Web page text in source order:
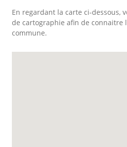
En regardant la carte ci-dessous,
de cartographie afin de connaitre
commune.